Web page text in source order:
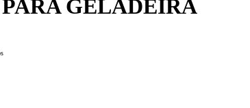
GELADEIRA